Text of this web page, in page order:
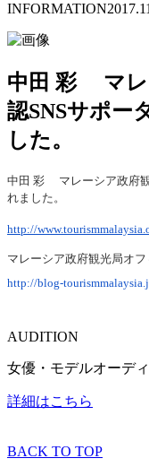
INFORMATION
中田 彩 マレ
認SNSサポー
した。
中田 彩 マレーシア政府観
れました。
http://
マレーシア政府観光局オ
http://blog-
AUDITION
女優・モデルオーデ
詳細はこちら
BACK TO TOP